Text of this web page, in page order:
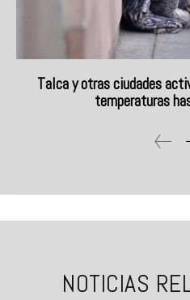
Talca y otras ciudades
temperaturas
NOTICIAS